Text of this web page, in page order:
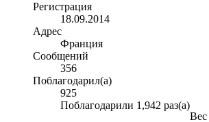
Регистрация
18.09.2014
Адрес
Франция
Сообщений
356
Поблагодарил(а)
925
Поблагодарили 1,942 раз(а)
Вес